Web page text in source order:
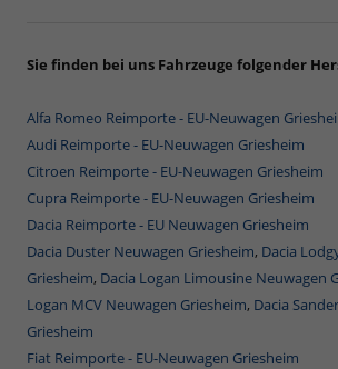
Sie finden bei uns Fahrzeuge folgender
Alfa Romeo Reimporte - EU-Neuwagen
Audi Reimporte - EU-Neuwagen Griesheim
Citroen Reimporte - EU-Neuwagen Griesheim
Cupra Reimporte - EU-Neuwagen Griesheim
Dacia Reimporte - EU Neuwagen Griesheim
Dacia Duster Neuwagen Griesheim, Dacia
Griesheim, Dacia Logan Limousine Neuwagen
Logan MCV Neuwagen Griesheim, Dacia
Griesheim
Fiat Reimporte - EU-Neuwagen Griesheim